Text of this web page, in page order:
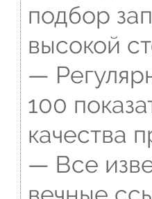
подбор
высокой
—
100
качества
— Все